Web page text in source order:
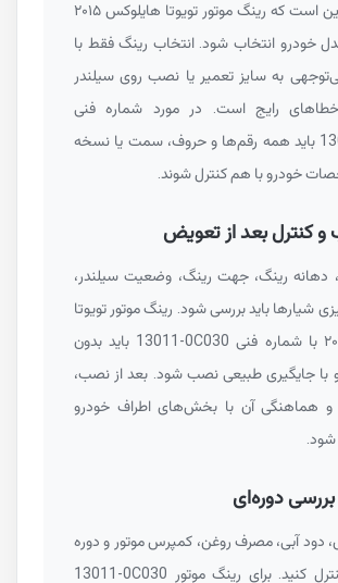
اشتباه رایج این است که رینگ موتور تویوتا هایلوکس ۲۰۱۵
خودرو انتخاب شود. انتخاب رینگ فقط با
به سایز تعمیر یا نصب روی سیلندر
رایج است. در مورد شماره فنی
همه رقم‌ها و حروف، سمت یا نسخه
با هم کنترل شوند.
بعد از تعویض
رینگ، جهت رینگ، وضعیت سیلندر،
باید بررسی شود. رینگ موتور تویوتا
13011-0C030باید بدون
جایگیری طبیعی نصب شود. بعد از نصب،
هماهنگی آن با بخش‌های اطراف خودرو
دوره‌ای
آبی، مصرف روغن، کمپرس موتور و دوره
کنید. برای رینگ موتور13011-0C030